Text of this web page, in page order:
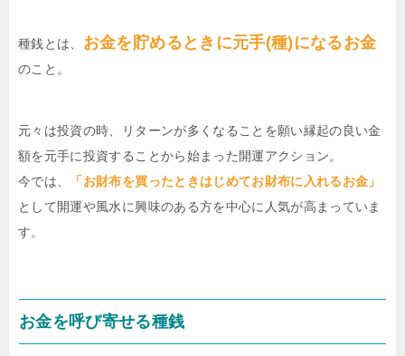
種銭とは、 お金を貯めるときに元手(種)になるお金
のこと。
元々は投資の時、リターンが多くなることを願い縁起の良い金
額を元手に投資することから始まった開運アクション。
今では、
「お財布を買ったときはじめてお財布に入れるお金」
として開運や風水に興味のある方を中心に人気が高まっていま
す。
お金を呼び寄せる種銭